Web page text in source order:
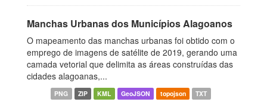
Manchas Urbanas dos Municípios Alagoanos
O mapeamento das manchas urbanas foi obtido com o
emprego de imagens de satélite de 2019, gerando uma
camada vetorial que delimita as áreas construídas das
cidades alagoanas,...
PNG ZIP KML GeoJSON topojson TXT